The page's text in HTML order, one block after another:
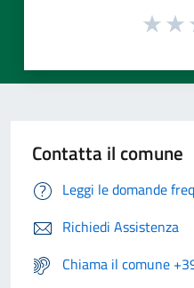
Contatta il comune
Leggi le domande
Richiedi Assistenza
Chiama il comune